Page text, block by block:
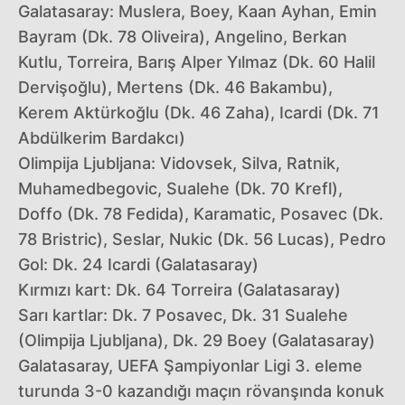
Galatasaray: Muslera, Boey, Kaan Ayhan, Emin
Bayram (Dk. 78 Oliveira), Angelino, Berkan
Kutlu, Torreira, Barış Alper Yılmaz (Dk. 60 Halil
Dervişoğlu), Mertens (Dk. 46 Bakambu),
Kerem Aktürkoğlu (Dk. 46 Zaha), Icardi (Dk. 71
Abdülkerim Bardakcı)
Olimpija Ljubljana: Vidovsek, Silva, Ratnik,
Muhamedbegovic, Sualehe (Dk. 70 Krefl),
Doffo (Dk. 78 Fedida), Karamatic, Posavec (Dk.
78 Bristric), Seslar, Nukic (Dk. 56 Lucas), Pedro
Gol: Dk. 24 Icardi (Galatasaray)
Kırmızı kart: Dk. 64 Torreira (Galatasaray)
Sarı kartlar: Dk. 7 Posavec, Dk. 31 Sualehe
(Olimpija Ljubljana), Dk. 29 Boey (Galatasaray)
Galatasaray, UEFA Şampiyonlar Ligi 3. eleme
turunda 3-0 kazandığı maçın rövanşında konuk